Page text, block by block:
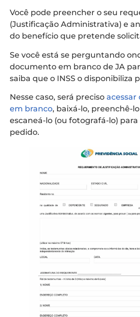
Você pode preencher o seu
(Justificação Administrativa) e
do benefício que pretende
Se você está se perguntando
documento em branco de JA
saiba que o INSS o disponibiliza
Nesse caso, será preciso acessar
em branco, baixá-lo, preenchê-
escaneá-lo (ou fotografá-lo) para
pedido.